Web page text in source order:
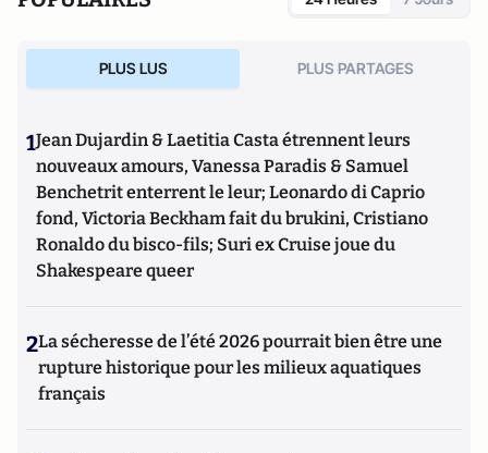
PLUS LUS PLUS PARTAGES
1Jean Dujardin & Laetitia Casta étrennent leurs
nouveaux amours, Vanessa Paradis & Samuel
Benchetrit enterrent le leur; Leonardo di Caprio
fond, Victoria Beckham fait du brukini, Cristiano
Ronaldo du bisco-fils; Suri ex Cruise joue du
Shakespeare queer
2La sécheresse de l’été 2026 pourrait bien être une
rupture historique pour les milieux aquatiques
français